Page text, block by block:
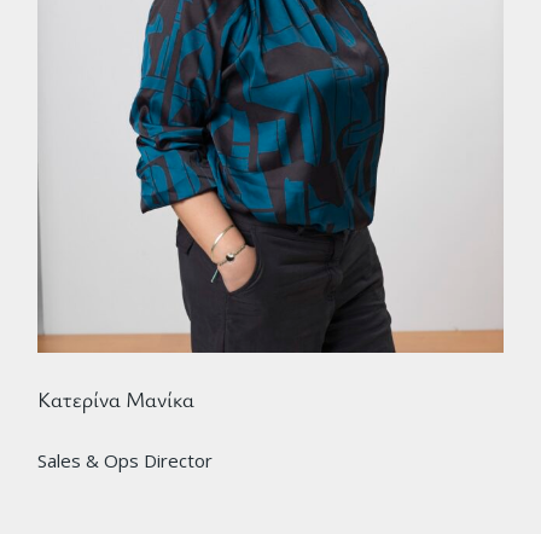
Κατερίνα Μανίκα
Sales & Ops Director